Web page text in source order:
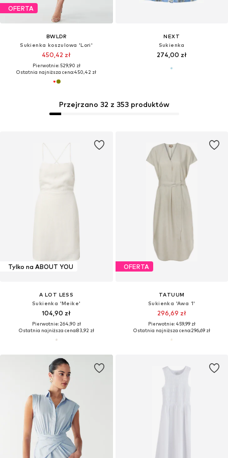
OFERTA
BWLDR
Sukienka koszulowa 'Lori'
450,42 zł
Pierwotnie: 529,90 zł
Ostatnia najniższa cena:450,42 zł
NEXT
Sukienka
274,00 zł
Tylko na ABOUT YOU
A LOT LESS
Sukienka 'Meike'
104,90 zł
Pierwotnie: 264,90 zł
Ostatnia najniższa cena:83,92 zł
Przejrzano 32 z 353 produktów
OFERTA
TATUUM
Sukienka 'Awa 1'
296,69 zł
Pierwotnie: 459,99 zł
Ostatnia najniższa cena:296,69 zł